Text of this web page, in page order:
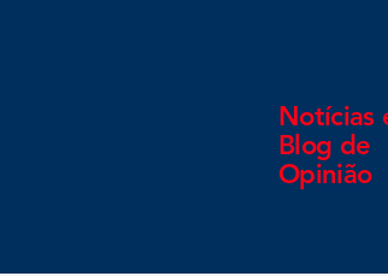
Notícias
Blog de
Opinião